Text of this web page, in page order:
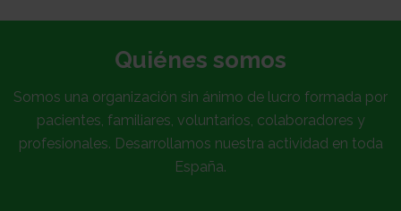
nosotros
Colabora
Quiénes somos
Somos una organización sin ánimo de lucro formada por
pacientes, familiares, voluntarios, colaboradores y
profesionales. Desarrollamos nuestra actividad en toda
España.